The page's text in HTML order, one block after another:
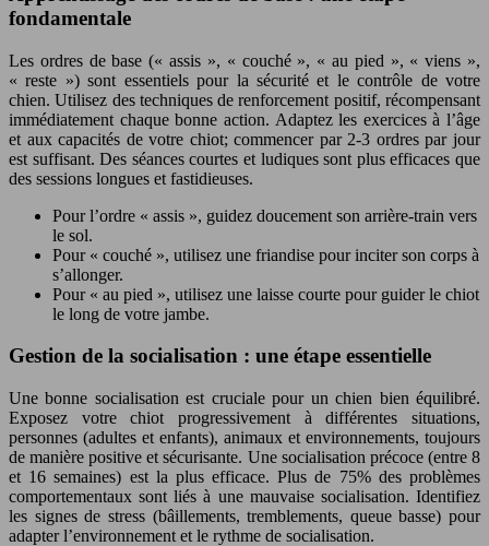
fondamentale
Les ordres de base (« assis », « couché », « au pied », « viens »,
« reste ») sont essentiels pour la sécurité et le contrôle de votre
chien. Utilisez des techniques de renforcement positif, récompensant
immédiatement chaque bonne action. Adaptez les exercices à l’âge
et aux capacités de votre chiot; commencer par 2-3 ordres par jour
est suffisant. Des séances courtes et ludiques sont plus efficaces que
des sessions longues et fastidieuses.
Pour l’ordre « assis », guidez doucement son arrière-train vers
le sol.
Pour « couché », utilisez une friandise pour inciter son corps à
s’allonger.
Pour « au pied », utilisez une laisse courte pour guider le chiot
le long de votre jambe.
Gestion de la socialisation : une étape essentielle
Une bonne socialisation est cruciale pour un chien bien équilibré.
Exposez votre chiot progressivement à différentes situations,
personnes (adultes et enfants), animaux et environnements, toujours
de manière positive et sécurisante. Une socialisation précoce (entre 8
et 16 semaines) est la plus efficace. Plus de 75% des problèmes
comportementaux sont liés à une mauvaise socialisation. Identifiez
les signes de stress (bâillements, tremblements, queue basse) pour
adapter l’environnement et le rythme de socialisation.